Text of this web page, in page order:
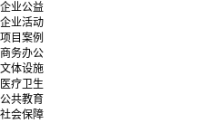
企业公益
企业活动
项目案例
商务办公
文体设施
医疗卫生
公共教育
社会保障